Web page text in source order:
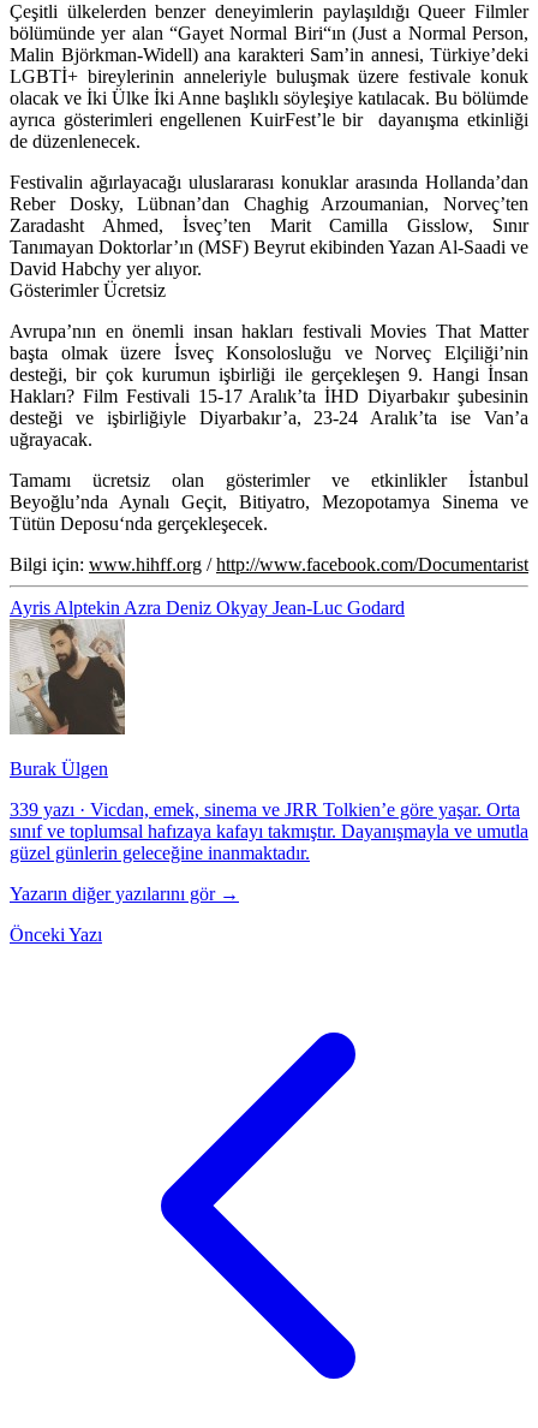
Çeşitli ülkelerden benzer deneyimlerin paylaşıldığı Queer Filmler
bölümünde yer alan “Gayet Normal Biri“ın (Just a Normal Person,
Malin Björkman-Widell) ana karakteri Sam’in annesi, Türkiye’deki
LGBTİ+ bireylerinin anneleriyle buluşmak üzere festivale konuk
olacak ve İki Ülke İki Anne başlıklı söyleşiye katılacak. Bu bölümde
ayrıca gösterimleri engellenen KuirFest’le bir dayanışma etkinliği
de düzenlenecek.
Festivalin ağırlayacağı uluslararası konuklar arasında Hollanda’dan
Reber Dosky, Lübnan’dan Chaghig Arzoumanian, Norveç’ten
Zaradasht Ahmed, İsveç’ten Marit Camilla Gisslow, Sınır
Tanımayan Doktorlar’ın (MSF) Beyrut ekibinden Yazan Al-Saadi ve
David Habchy yer alıyor.
Gösterimler Ücretsiz
Avrupa’nın en önemli insan hakları festivali Movies That Matter
başta olmak üzere İsveç Konsolosluğu ve Norveç Elçiliği’nin
desteği, bir çok kurumun işbirliği ile gerçekleşen 9. Hangi İnsan
Hakları? Film Festivali 15-17 Aralık’ta İHD Diyarbakır şubesinin
desteği ve işbirliğiyle Diyarbakır’a, 23-24 Aralık’ta ise Van’a
uğrayacak.
Tamamı ücretsiz olan gösterimler ve etkinlikler İstanbul
Beyoğlu’nda Aynalı Geçit, Bitiyatro, Mezopotamya Sinema ve
Tütün Deposu‘nda gerçekleşecek.
Bilgi için: www.hihff.org /http://www.facebook.com/Documentarist
Ayris Alptekin Azra Deniz Okyay Jean-Luc Godard
Burak Ülgen
339 yazı · Vicdan, emek, sinema ve JRR Tolkien’e göre yaşar. Orta
sınıf ve toplumsal hafızaya kafayı takmıştır. Dayanışmayla ve umutla
güzel günlerin geleceğine inanmaktadır.
Yazarın diğer yazılarını gör →
Önceki Yazı